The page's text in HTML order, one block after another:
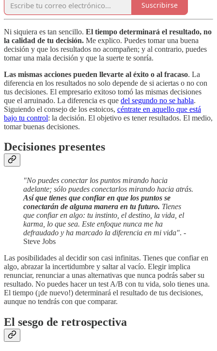
Suscribirse
Ni siquiera es tan sencillo. El tiempo determinará el resultado, no
la calidad de tu decisión. Me explico. Puedes tomar una buena
decisión y que los resultados no acompañen; y al contrario, puedes
tomar una mala decisión y que la suerte te sonría.
Las mismas acciones pueden llevarte al éxito o al fracaso. La
diferencia en los resultados no solo depende de si aciertas o no con
tus decisiones. El empresario exitoso tomó las mismas decisiones
que el arruinado. La diferencia es que del segundo no se habla.
Siguiendo el consejo de los estoicos, céntrate en aquello que está
bajo tu control: la decisión. El objetivo es tener resultados. El medio,
tomar buenas decisiones.
Decisiones presentes
"No puedes conectar los puntos mirando hacia
adelante; sólo puedes conectarlos mirando hacia atrás.
Así que tienes que confiar en que los puntos se
conectarán de alguna manera en tu futuro. Tienes
que confiar en algo: tu instinto, el destino, la vida, el
karma, lo que sea. Este enfoque nunca me ha
defraudado y ha marcado la diferencia en mi vida". -
Steve Jobs
Las posibilidades al decidir son casi infinitas. Tienes que confiar en
algo, abrazar la incertidumbre y saltar al vacío. Elegir implica
renunciar, renunciar a unas alternativas que nunca podrás saber su
resultado. No puedes hacer un test A/B con tu vida, solo tienes una.
El tiempo (¡de nuevo!) determinará el resultado de tus decisiones,
aunque no tendrás con que comparar.
El sesgo de retrospectiva